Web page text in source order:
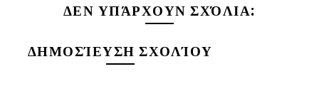
ΔΕΝ ΥΠΆΡΧΟΥΝ ΣΧΌΛΙΑ:
ΔΗΜΟΣΊΕΥΣΗ ΣΧΟΛΊΟΥ